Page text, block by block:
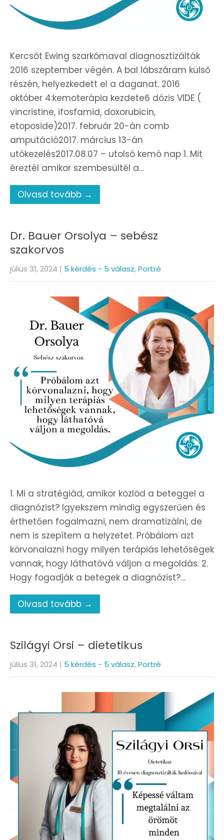
Kercsót Ewing szarkómaval diagnosztizálták
2016 szeptember végén. A bal lábszáram külső
részén, helyezkedett el a daganat. 2016
október 4:kemoterápia kezdete6 dózis VIDE (
vincristine, ifosfamid, doxorubicin,
etoposide)2017. február 20-án comb
amputáció2017. március 13-án
utókezelés2017.08.07 – utolsó kemó nap 1. Mit
éreztél amikor szembesültél a…
Olvasd tovább →
Dr. Bauer Orsolya – sebész
szakorvos
július 31, 2024 | 5 kérdés - 5 válasz,Portré
1. Mi a stratégiád, amikor közlöd a beteggel a
diagnózist? Igyekszem mindig egyszerűen és
érthetően fogalmazni, nem dramatizálni, de
nem is szepítem a helyzetet. Próbálom azt
körvonalazni hogy milyen terápiás lehetőségek
vannak, hogy láthatóvá váljon a megoldás. 2.
Hogy fogadják a betegek a diagnózist?…
Olvasd tovább →
Szilágyi Orsi – dietetikus
július 31, 2024 | 5 kérdés - 5 válasz,Portré